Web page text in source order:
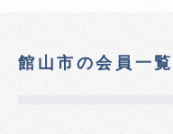
館山市の会員一覧